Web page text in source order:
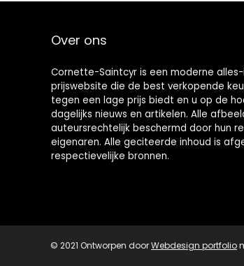
Over ons
Cornette-Saintcyr is een moderne
prijswebsite die de best verkopende
tegen een lage prijs biedt en u op de
dagelijks nieuws en artikelen. Alle
auteursrechtelijk beschermd door hun
eigenaren. Alle geciteerde inhoud is
respectievelijke bronnen.
© 2021 Ontworpen doorWebdesign portfolio